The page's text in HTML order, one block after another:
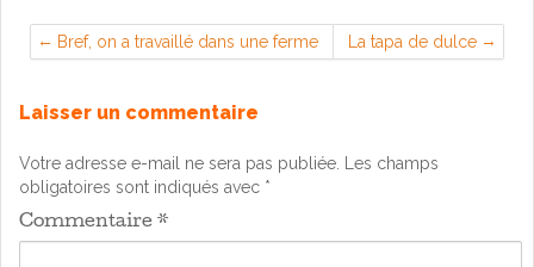
Bref, on a travaillé dans une ferme La tapa de dulce
Laisser un commentaire
Votre adresse e-mail ne sera pas publiée.
Les champs
obligatoires sont indiqués avec *
Commentaire *